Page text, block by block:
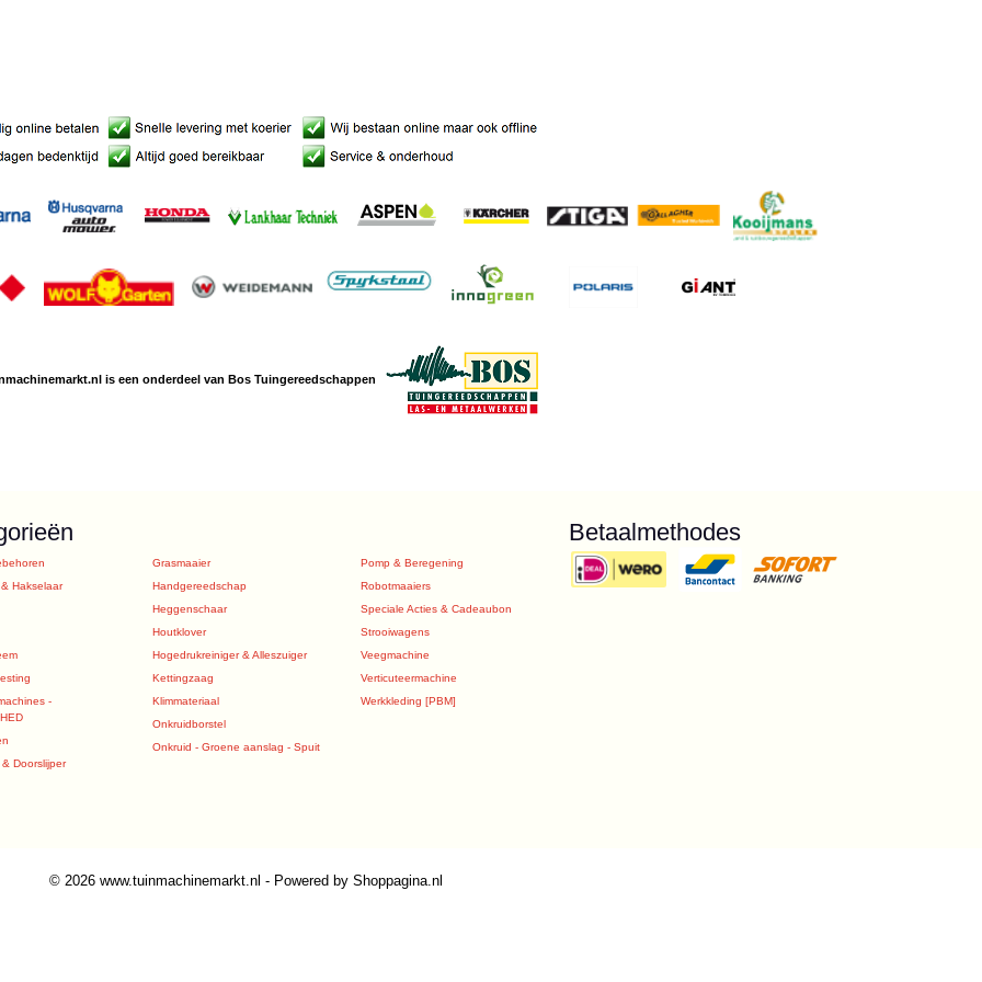
markt.nl is een onderdeel van Bos Tuingereedschappen
Hakselaar
-
Doorslijper
Grasmaaier
Handgereedschap
Heggenschaar
Houtklover
Hogedrukreiniger & Alleszuiger
Kettingzaag
Klimmateriaal
Onkruidborstel
Onkruid - Groene aanslag - Spuit
Pomp & Beregening
Robotmaaiers
Speciale Acties & Cadeaubon
Strooiwagens
Veegmachine
Verticuteermachine
Werkkleding [PBM]
Betaalmethodes
© 2026 www.tuinmachinemarkt.nl - Powered by Shoppagina.nl